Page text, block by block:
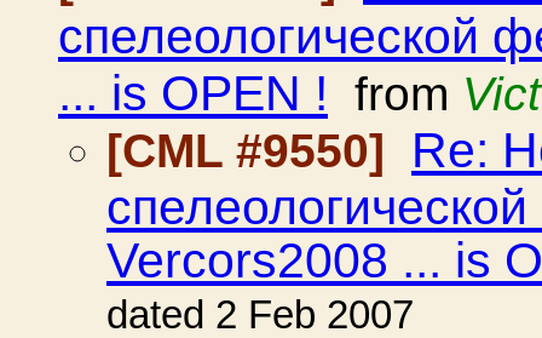
спелеологической
... is OPEN ! from
[CML #9550]
Re:
Vercors2008 ... is
dated 2 Feb 2007